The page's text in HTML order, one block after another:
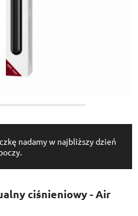
nadamy w najbliższy dzień
ciśnieniowy - Air